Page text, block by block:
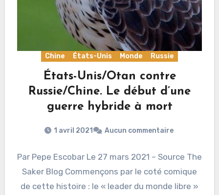
Chine États-Unis Monde Russie
États-Unis/Otan contre
Russie/Chine. Le début d’une
guerre hybride à mort
1 avril 2021 Aucun commentaire
Par Pepe Escobar Le 27 mars 2021 – Source The
Saker Blog Commençons par le coté comique
de cette histoire : le « leader du monde libre »